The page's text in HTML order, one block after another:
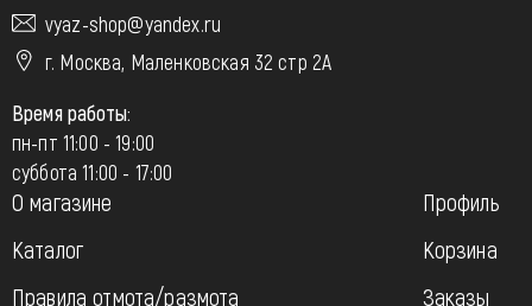
vyaz-shop@yandex.ru
г. Москва, Маленковская 32 стр 2А
Время работы:
пн-пт 11:00 - 19:00
суббота 11:00 - 17:00
О магазине
Каталог
Правила отмота/размота
Профиль
Корзина
Заказы